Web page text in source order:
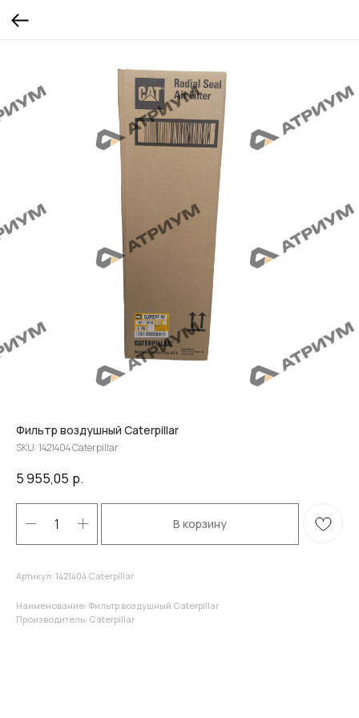
Фильтр воздушный Caterpillar
SKU:1421404 Caterpillar
5 955,05 р.
В корзину
Артикул: 1421404 Caterpillar
Наименование: Фильтр воздушный Caterpillar
Производитель: Caterpillar